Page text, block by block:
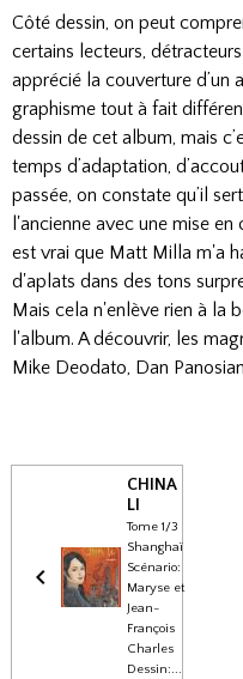
Côté dessin, on peut
certains lecteurs,
apprécié la couverture d’un
graphisme tout à fait
dessin de cet album, mais
temps d’adaptation,
passée, on constate qu’il
l'ancienne avec une mise en
est vrai que Matt Milla m'a
d'aplats dans des tons
Mais cela n'enlève rien à la
l'album. A découvrir, les
Mike Deodato, Dan
CHINA
LI
Tome 1/3
Shanghaï
Scénario:
Maryse et
Jean-
François
Charles
Dessin:...